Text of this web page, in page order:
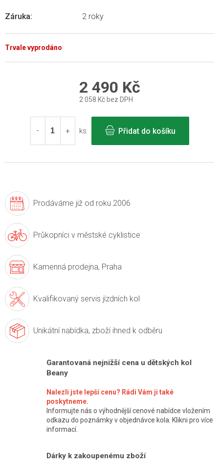
Trvale vyprodáno
Záruka: 2 roky
2 490 Kč
2 058 Kč bez DPH
cena:
ks
Přidat do košíku
Prodáváme již od roku 2006
Průkopníci v městské cyklistice
Kamenná prodejna, Praha
Kvalifikovaný servis jízdních kol
Unikátní nabídka, zboží ihned k odběru
Garantovaná nejnižší cena u dětských kol
Beany
Nalezli jste lepší cenu? Rádi Vám ji také
poskytneme.
Informujte nás o výhodnější cenové nabídce vložením
odkazu do poznámky v objednávce kola. Klikni pro více
informací.
Dárky k zakoupenému zboží